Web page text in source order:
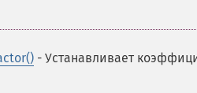
- Устанавливает